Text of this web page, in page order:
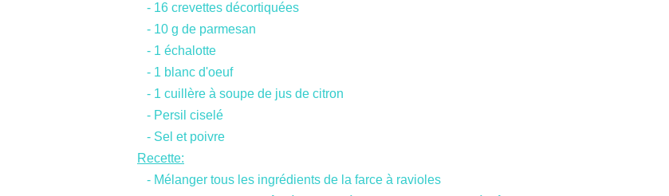
- 16 crevettes décortiquées
- 10 g de parmesan
- 1 échalotte
- 1 blanc d'oeuf
- 1 cuillère à soupe de jus de citron
- Persil ciselé
- Sel et poivre
Recette:
- Mélanger tous les ingrédients de la farce à ravioles